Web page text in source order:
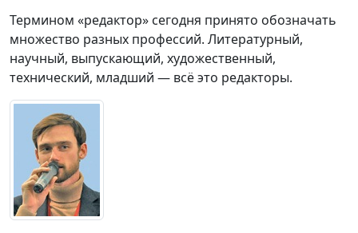
Термином «редактор» сегодня принято обозначать
множество разных профессий. Литературный,
научный, выпускающий, художественный,
технический, младший — всё это редакторы.